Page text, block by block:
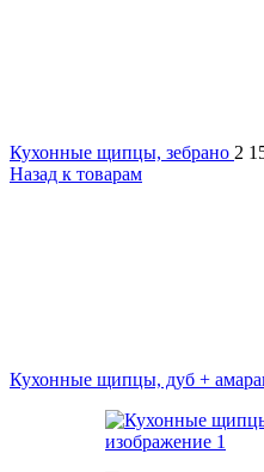
Кухонные щипцы, зебрано 2
Назад к товарам
Кухонные щипцы, дуб +